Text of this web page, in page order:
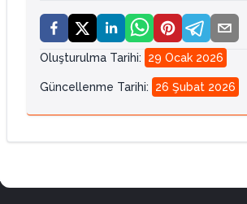
Oluşturulma Tarihi: 29 Ocak 2026
Güncellenme Tarihi: 26 Şubat 2026